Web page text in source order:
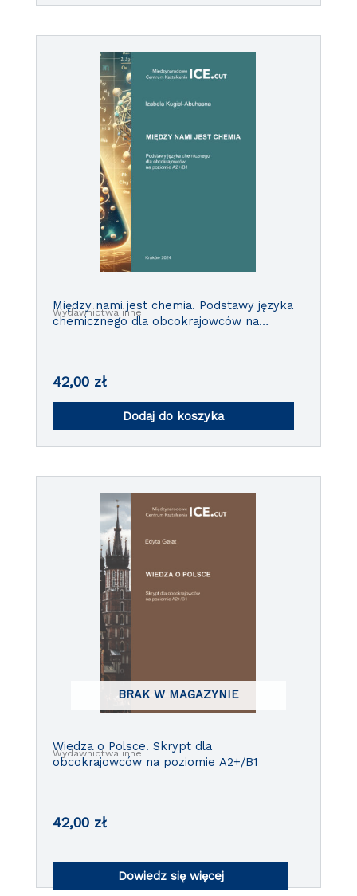
Wydawnictwa inne
Między nami jest chemia. Podstawy języka
chemicznego dla obcokrajowców na
42,00 zł
Dodaj do koszyka
BRAK W MAGAZYNIE
Wydawnictwa inne
Wiedza o Polsce. Skrypt dla
obcokrajowców na poziomie A2+/B1
42,00 zł
Dowiedz się więcej